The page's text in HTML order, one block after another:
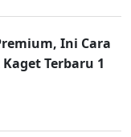
Ini Cara
Terbaru 1